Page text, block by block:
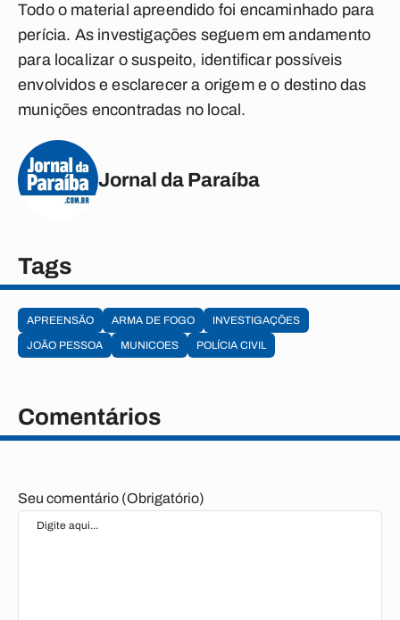
Todo o material apreendido foi encaminhado para
perícia. As investigações seguem em andamento
para localizar o suspeito, identificar possíveis
envolvidos e esclarecer a origem e o destino das
munições encontradas no local.
Jornal da Paraíba
Tags
APREENSÃO ARMA DE FOGO
INVESTIGAÇÕES
JOÃO PESSOA
MUNICOES POLÍCIA CIVIL
Comentários
Seu comentário (Obrigatório)